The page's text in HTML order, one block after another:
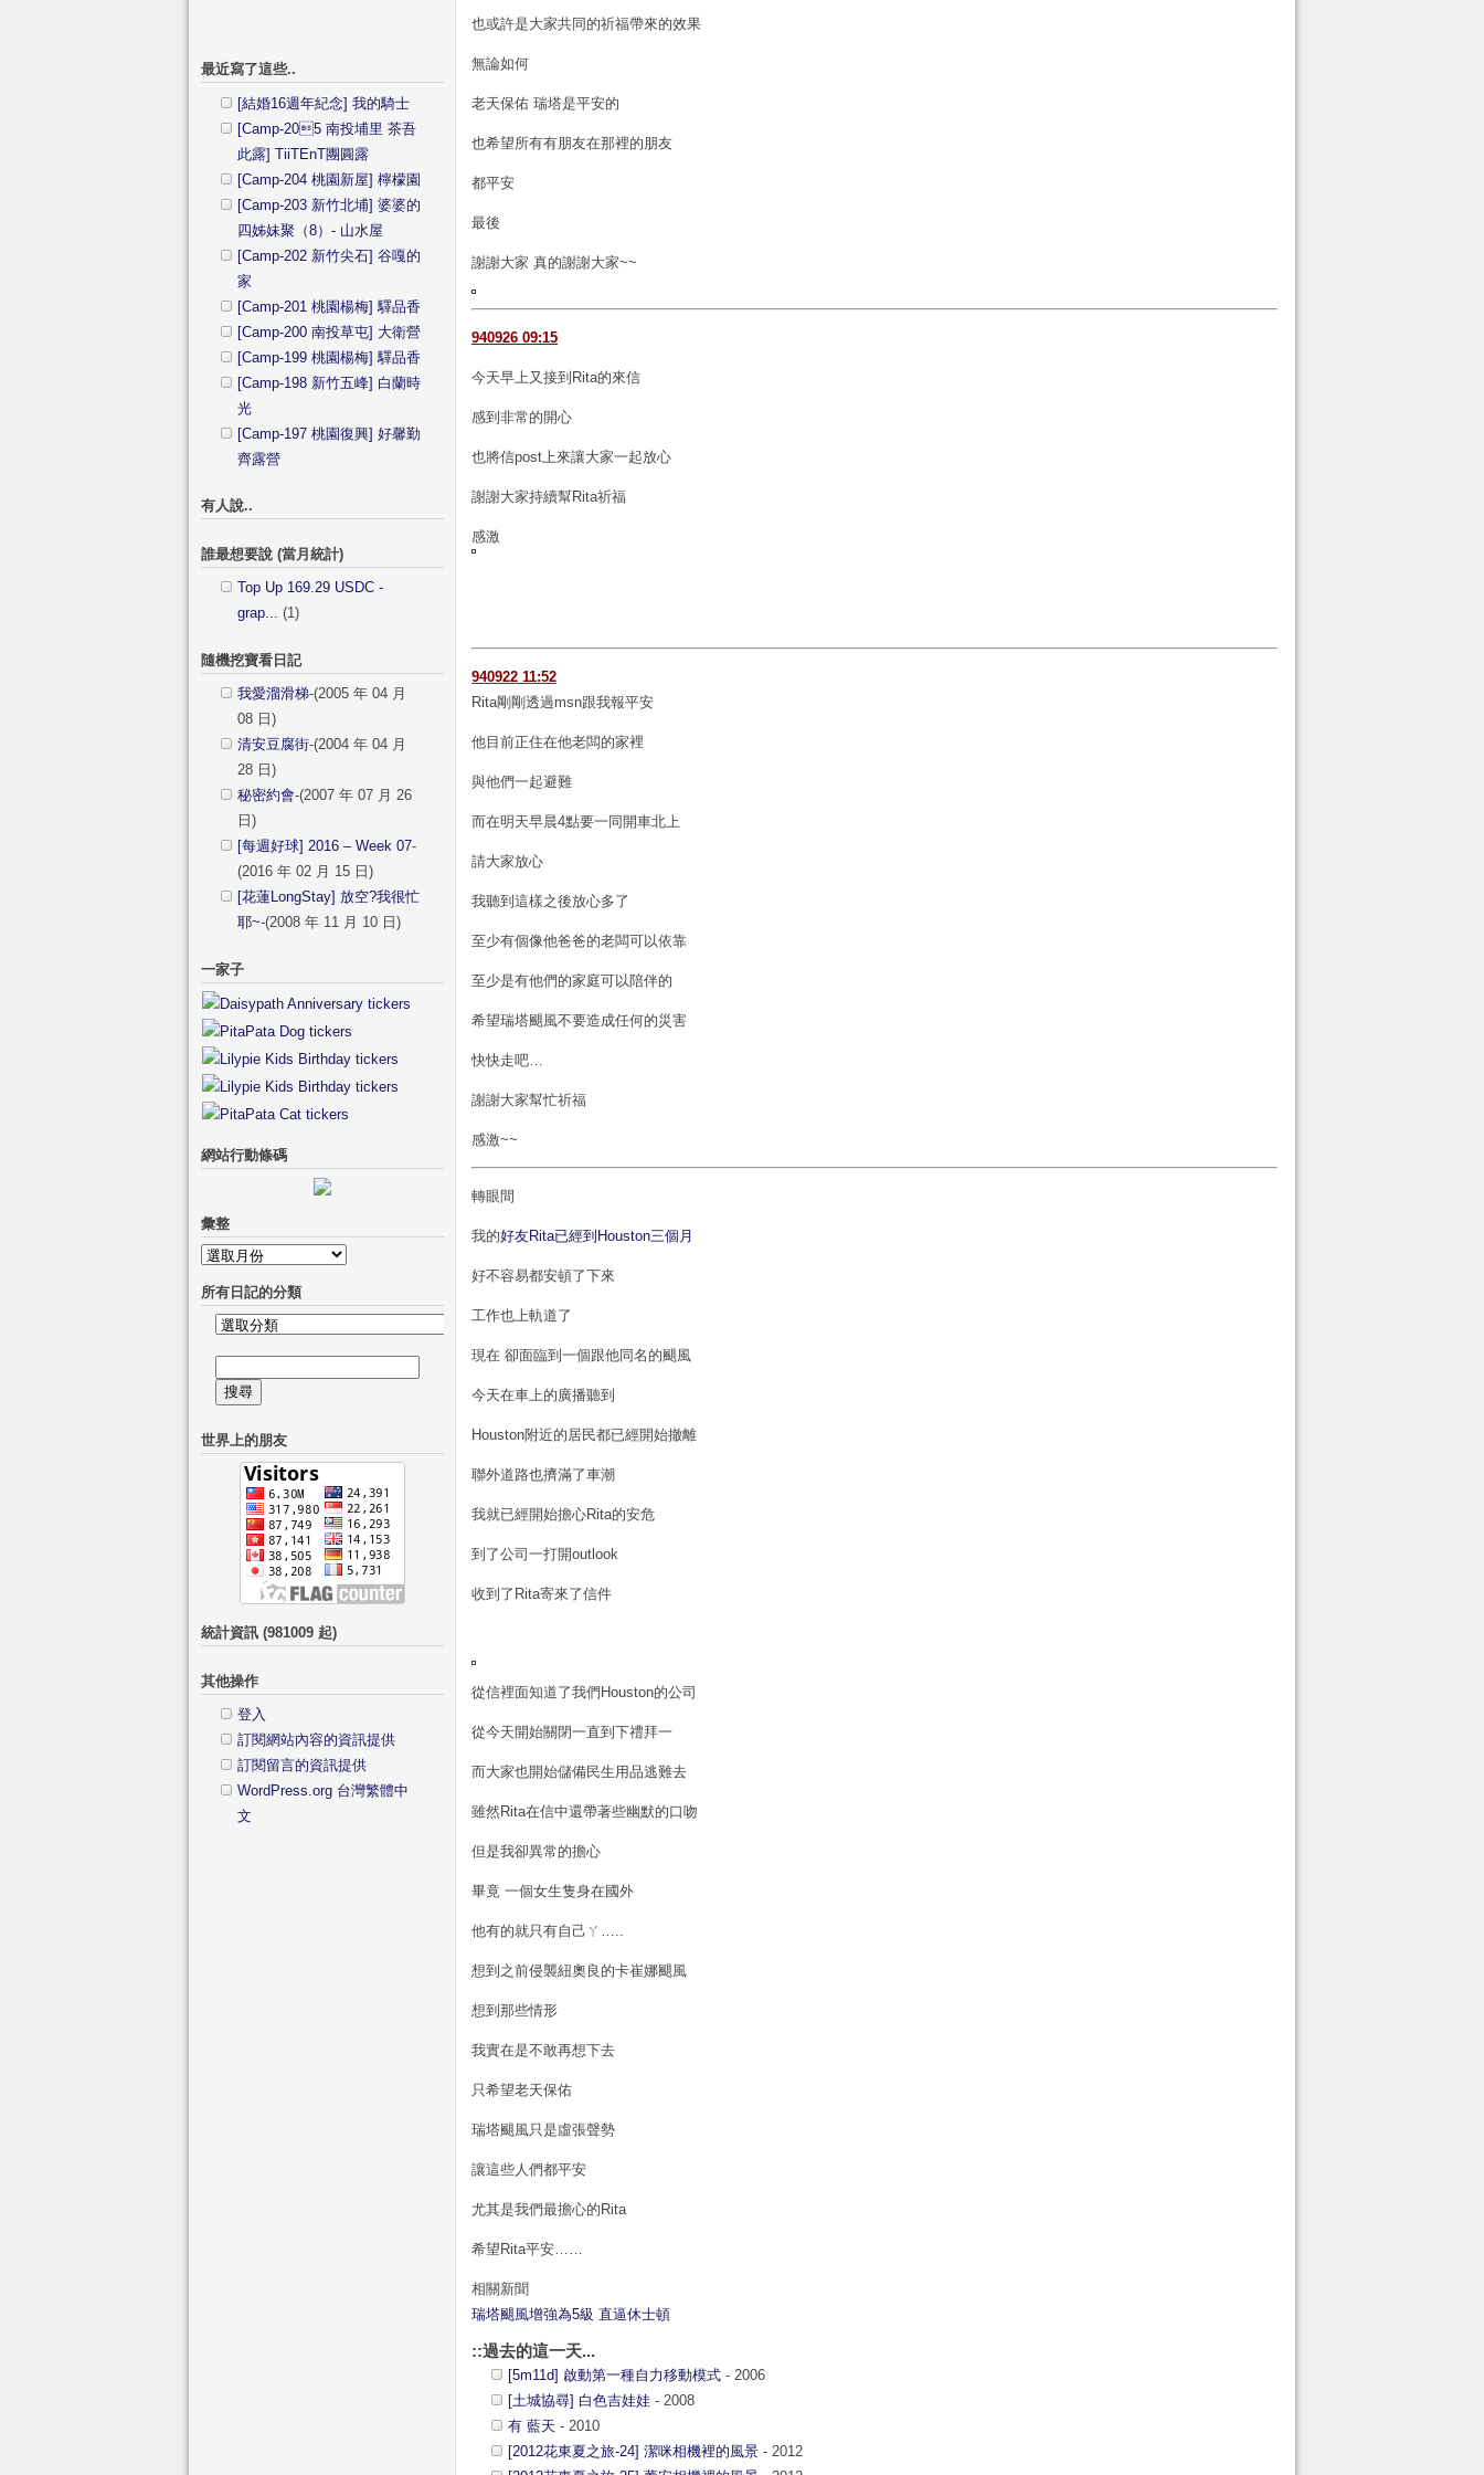
也或許是大家共同的祈福帶來的效果
無論如何
老天保佑 瑞塔是平安的
也希望所有有朋友在那裡的朋友
都平安
最後
謝謝大家 真的謝謝大家~~
940926 09:15
今天早上又接到Rita的來信
感到非常的開心
也將信post上來讓大家一起放心
謝謝大家持續幫Rita祈福
感激
940922 11:52
Rita剛剛透過msn跟我報平安
他目前正住在他老闆的家裡
與他們一起避難
而在明天早晨4點要一同開車北上
請大家放心
我聽到這樣之後放心多了
至少有個像他爸爸的老闆可以依靠
至少是有他們的家庭可以陪伴的
希望瑞塔颶風不要造成任何的災害
快快走吧…
謝謝大家幫忙祈福
感激~~
轉眼間
我的好友Rita已經到Houston三個月
好不容易都安頓了下來
工作也上軌道了
現在 卻面臨到一個跟他同名的颶風
今天在車上的廣播聽到
Houston附近的居民都已經開始撤離
聯外道路也擠滿了車潮
我就已經開始擔心Rita的安危
到了公司一打開outlook
收到了Rita寄來了信件
從信裡面知道了我們Houston的公司
從今天開始關閉一直到下禮拜一
而大家也開始儲備民生用品逃難去
雖然Rita在信中還帶著些幽默的口吻
但是我卻異常的擔心
畢竟 一個女生隻身在國外
他有的就只有自己ㄚ…..
想到之前侵襲紐奧良的卡崔娜颶風
想到那些情形
我實在是不敢再想下去
只希望老天保佑
瑞塔颶風只是虛張聲勢
讓這些人們都平安
尤其是我們最擔心的Rita
希望Rita平安……
相關新聞
瑞塔颶風增強為5級 直逼休士頓
::過去的這一天...
[5m11d] 啟動第一種自力移動模式 - 2006
[土城協尋] 白色吉娃娃 - 2008
有 藍天 - 2010
[2012花東夏之旅-24] 潔咪相機裡的風景 - 2012
最近寫了這些..
[結婚16週年紀念] 我的騎士
[Camp-205 南投埔里 茶吾
此露] TiiTEnT團圓露
[Camp-204 桃園新屋] 檸檬園
[Camp-203 新竹北埔] 婆婆的
四姊妹聚（8）- 山水屋
[Camp-202 新竹尖石] 谷嘎的
家
[Camp-201 桃園楊梅] 驛品香
[Camp-200 南投草屯] 大衛營
[Camp-199 桃園楊梅] 驛品香
[Camp-198 新竹五峰] 白蘭時
光
[Camp-197 桃園復興] 好馨勤
齊露營
有人說..
誰最想要說 (當月統計)
Top Up 169.29 USDC -
grap... (1)
隨機挖寶看日記
我愛溜滑梯-(2005 年 04 月
08 日)
清安豆腐街-(2004 年 04 月
28 日)
秘密約會-(2007 年 07 月 26
日)
[每週好球] 2016 – Week 07-
(2016 年 02 月 15 日)
[花蓮LongStay] 放空?我很忙
耶~-(2008 年 11 月 10 日)
一家子
網站行動條碼
彙整
彙
整
所有日記的分類
所
日
記
分
尋
鍵
世界上的朋友
統計資訊 (981009 起)
其他操作
登入
訂閱網站內容的資訊提供
訂閱留言的資訊提供
WordPress.org 台灣繁體中
文